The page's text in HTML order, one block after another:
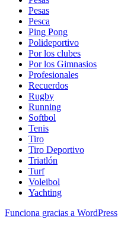
Pesas
Pesca
Ping Pong
Polideportivo
Por los clubes
Por los Gimnasios
Profesionales
Recuerdos
Rugby
Running
Softbol
Tenis
Tiro
Tiro Deportivo
Triatlón
Turf
Voleibol
Yachting
Funciona gracias a WordPress